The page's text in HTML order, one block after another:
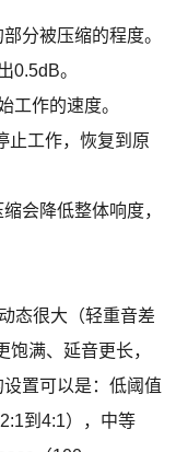
分被压缩的程度。
0.5dB。
工作的速度。
止工作，恢复到原
缩会降低整体响度，
态很大（轻重音差
满、延音更长，
设置可以是：低阈值
到4:1），中等